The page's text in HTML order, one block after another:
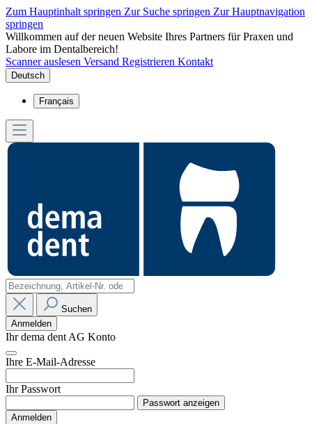
Zum Hauptinhalt springen Zur Suche springen Zur Hauptnavigation
springen
Willkommen auf der neuen Website Ihres Partners für Praxen und
Labore im Dentalbereich!
Scanner auslesen Versand Registrieren Kontakt
Deutsch
Français
Suchen
Anmelden
Ihr dema dent AG Konto
Ihre E-Mail-Adresse
Ihr Passwort
Passwort anzeigen
Anmelden